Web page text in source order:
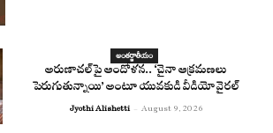
అంతర్జాతీయం
అరుణాచల్‌పై ఆందోళన.. ‘చైనా ఆక్రమణలు
పెరుగుతున్నాయి’ అంటూ యువకుడి వీడియో వైరల్
Jyothi Alishetti - August 9, 2026